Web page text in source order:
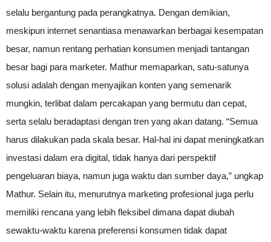
selalu bergantung pada perangkatnya. Dengan demikian,
meskipun internet senantiasa menawarkan berbagai kesempatan
besar, namun rentang perhatian konsumen menjadi tantangan
besar bagi para marketer. Mathur memaparkan, satu-satunya
solusi adalah dengan menyajikan konten yang semenarik
mungkin, terlibat dalam percakapan yang bermutu dan cepat,
serta selalu beradaptasi dengan tren yang akan datang. “Semua
harus dilakukan pada skala besar. Hal-hal ini dapat meningkatkan
investasi dalam era digital, tidak hanya dari perspektif
pengeluaran biaya, namun juga waktu dan sumber daya,” ungkap
Mathur. Selain itu, menurutnya marketing profesional juga perlu
memiliki rencana yang lebih fleksibel dimana dapat diubah
sewaktu-waktu karena preferensi konsumen tidak dapat